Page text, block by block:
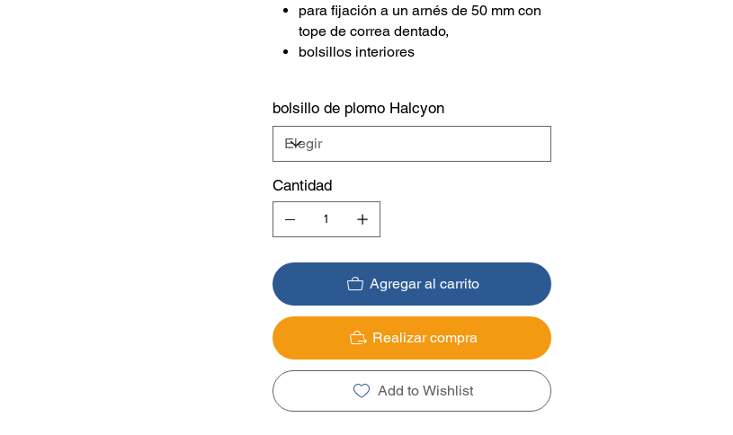
para fijación a un arnés de 50 mm con
tope de correa dentado,
bolsillos interiores
bolsillo de plomo Halcyon
Cantidad
Agregar al carrito
Realizar compra
Add to Wishlist